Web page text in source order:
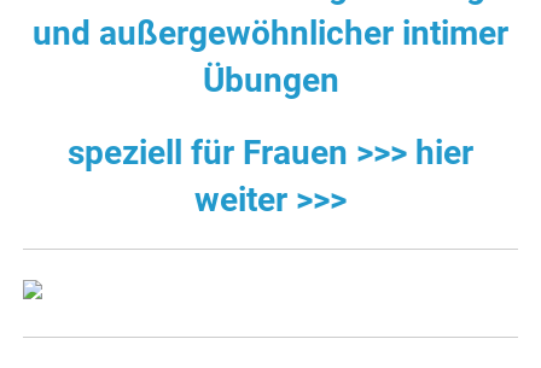
und außergewöhnlicher intimer
Übungen
speziell für Frauen >>> hier
weiter >>>